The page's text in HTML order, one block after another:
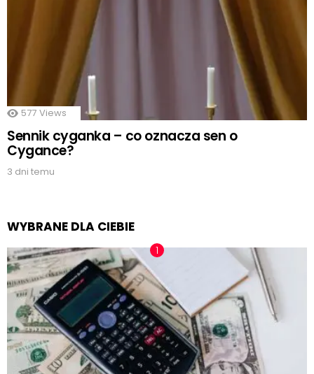
577 Views
Sennik cyganka – co oznacza sen o
Cygance?
3 dni temu
WYBRANE DLA CIEBIE